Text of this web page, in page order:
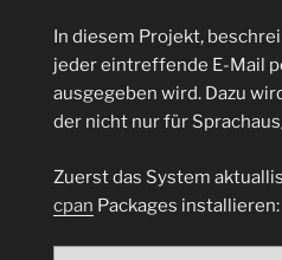
In diesem Projekt,
jeder eintreffende E-Mail
ausgegeben wird. Dazu
der nicht nur für
Zuerst das System
cpan Packages installieren: